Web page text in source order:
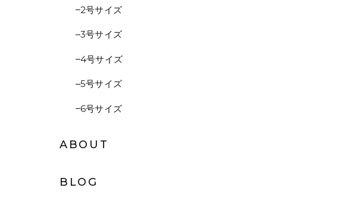
2号サイズ
3号サイズ
4号サイズ
5号サイズ
6号サイズ
ABOUT
BLOG